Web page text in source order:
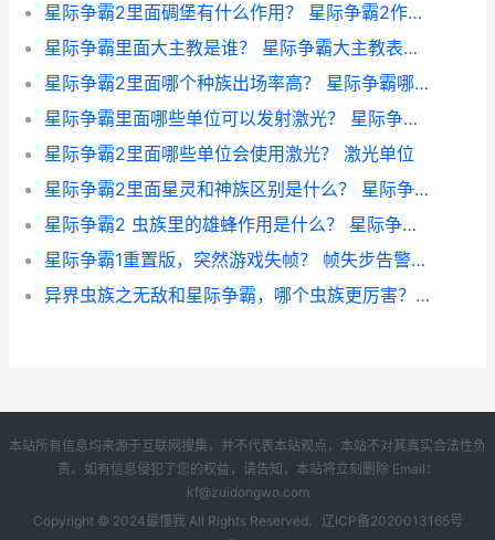
星际争霸2里面碉堡有什么作用？ 星际争霸2作弊码没用
星际争霸里面大主教是谁？ 星际争霸大主教表情包
星际争霸2里面哪个种族出场率高？ 星际争霸哪个种族最强
星际争霸里面哪些单位可以发射激光？ 星际争霸2星灵单位
星际争霸2里面哪些单位会使用激光？ 激光单位
星际争霸2里面星灵和神族区别是什么？ 星际争霸星灵种介绍
星际争霸2 虫族里的雄蜂作用是什么？ 星际争霸2虫族玩法入门
星际争霸1重置版，突然游戏失帧？ 帧失步告警是什么意思
异界虫族之无敌和星际争霸，哪个虫族更厉害？ 异世之虫族无敌类似小说
本站所有信息均来源于互联网搜集，并不代表本站观点，本站不对其真实合法性负
责。如有信息侵犯了您的权益，请告知，本站将立刻删除 Email：
kf@zuidongwo.com
Copyright © 2024最懂我All Rights Reserved. 辽ICP备2020013165号